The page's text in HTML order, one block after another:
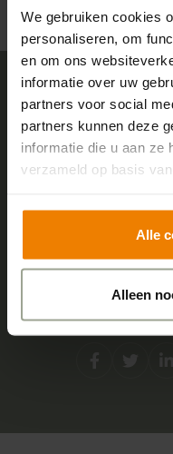
We gebruiken cookies
personaliseren, om
en om ons
informatie over uw
partners voor social
partners kunnen deze
informatie die u aan ze
verzameld op basis
Alle
Alleen
7051
FacebookTwitter